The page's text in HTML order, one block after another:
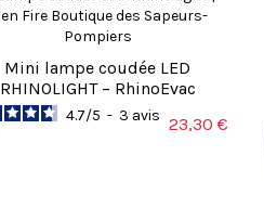
Mini lampe coudée LED
RHINOLIGHT – RhinoEvac
4.7/5 - 3 avis 23,30 €